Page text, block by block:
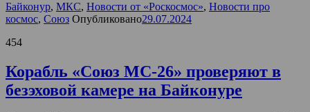
Байконур, МКС, Новости от «Роскосмос», Новости про
космос, Союз Опубликовано29.07.2024
454
Корабль «Союз МС-26» проверяют в
безэховой камере на Байконуре